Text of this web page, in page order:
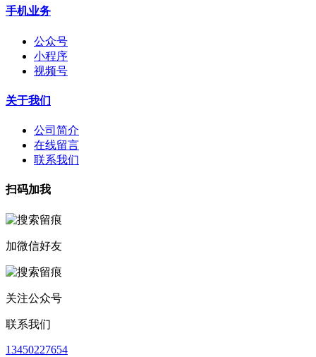
手机业务
公众号
小程序
视频号
关于我们
公司简介
在线留言
联系我们
扫码加我
加微信好友
关注公众号
联系我们
13450227654